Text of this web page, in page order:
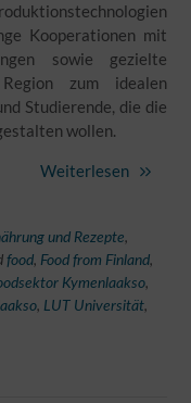
Kooperationen mit
sowie gezielte
zum idealen
Studierende, die die
wollen.
Weiterlesen
und Rezepte,
food, Food from Finland,
Kymenlaakso,
, LUT Universität,